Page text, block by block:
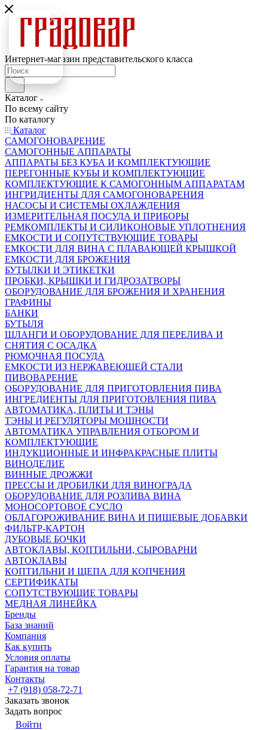
Интернет-магазин представительского класса
Каталог
По всему сайту
По каталогу
Каталог
САМОГОНОВАРЕНИЕ
САМОГОННЫЕ АППАРАТЫ
АППАРАТЫ БЕЗ КУБА И КОМПЛЕКТУЮЩИЕ
ПЕРЕГОННЫЕ КУБЫ И КОМПЛЕКТУЮЩИЕ
КОМПЛЕКТУЮЩИЕ К САМОГОННЫМ АППАРАТАМ
ИНГРИДИЕНТЫ ДЛЯ САМОГОНОВАРЕНИЯ
НАСОСЫ И СИСТЕМЫ ОХЛАЖДЕНИЯ
ИЗМЕРИТЕЛЬНАЯ ПОСУДА И ПРИБОРЫ
РЕМКОМПЛЕКТЫ И СИЛИКОНОВЫЕ УПЛОТНЕНИЯ
ЕМКОСТИ И СОПУТСТВУЮЩИЕ ТОВАРЫ
ЕМКОСТИ ДЛЯ ВИНА С ПЛАВАЮЩЕЙ КРЫШКОЙ
ЕМКОСТИ ДЛЯ БРОЖЕНИЯ
БУТЫЛКИ И ЭТИКЕТКИ
ПРОБКИ, КРЫШКИ И ГИДРОЗАТВОРЫ
ОБОРУДОВАНИЕ ДЛЯ БРОЖЕНИЯ И ХРАНЕНИЯ
ГРАФИНЫ
БАНКИ
БУТЫЛЯ
ШЛАНГИ И ОБОРУДОВАНИЕ ДЛЯ ПЕРЕЛИВА И
СНЯТИЯ С ОСАДКА
РЮМОЧНАЯ ПОСУДА
ЕМКОСТИ ИЗ НЕРЖАВЕЮЩЕЙ СТАЛИ
ПИВОВАРЕНИЕ
ОБОРУДОВАНИЕ ДЛЯ ПРИГОТОВЛЕНИЯ ПИВА
ИНГPЕДИЕНТЫ ДЛЯ ПРИГОТОВЛЕНИЯ ПИВА
АВТОМАТИКА, ПЛИТЫ И ТЭНЫ
ТЭНЫ И РЕГУЛЯТОРЫ МОЩНОСТИ
АВТОМАТИКА УПРАВЛЕНИЯ ОТБОРОМ И
КОМПЛЕКТУЮЩИЕ
ИНДУКЦИОННЫЕ И ИНФРАКРАСНЫЕ ПЛИТЫ
ВИНОДЕЛИЕ
ВИННЫЕ ДРОЖЖИ
ПРЕССЫ И ДРОБИЛКИ ДЛЯ ВИНОГРАДА
ОБОРУДОВАНИЕ ДЛЯ РОЗЛИВА ВИНА
МОНОСОРТОВОЕ СУСЛО
ОБЛАГОРОЖИВАНИЕ ВИНА И ПИЩЕВЫЕ ДОБАВКИ
ФИЛЬТР-КАРТОН
ДУБОВЫЕ БОЧКИ
АВТОКЛАВЫ, КОПТИЛЬНИ, СЫРОВАРНИ
АВТОКЛАВЫ
КОПТИЛЬНИ И ЩЕПА ДЛЯ КОПЧЕНИЯ
СЕРТИФИКАТЫ
СОПУТСТВУЮЩИЕ ТОВАРЫ
МЕДНАЯ ЛИНЕЙКА
Бренды
База знаний
Компания
Как купить
Условия оплаты
Гарантия на товар
Контакты
+7 (918) 058-72-71
Заказать звонок
Задать вопрос
Войти